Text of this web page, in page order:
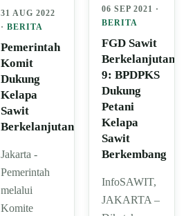
31 AUG 2022
·BERITA
Pemerintah
Komit
Dukung
Kelapa
Sawit
Berkelanjutan
Jakarta -
Pemerintah
melalui
Komite
06 SEP 2021 ·
BERITA
FGD Sawit
Berkelanjutan
9: BPDPKS
Dukung
Petani
Kelapa
Sawit
Berkembang
InfoSAWIT,
JAKARTA –